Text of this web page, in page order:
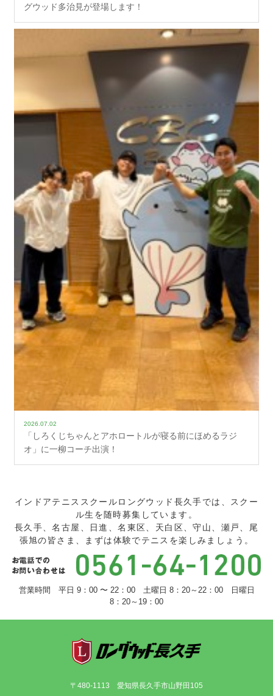
グウッド多治見が登場します！
2026.07.02
「しろくじちゃんとアホロートルが寝る前にほめるラジ
オ」に一柳コーチ出演！
インドアテニススクールロングウッド長久手では、スクー
ル生を随時募集しています。
長久手、名古屋、日進、名東区、天白区、守山、瀬戸、尾
張旭の皆さま、まずは体験でテニスを楽しみましょう。
営業時間 平日 9：00 〜 22：00 土曜日 8：20～22：00 日曜日
8：20～19：00
〒480-1113 愛知県長久手市山野田105